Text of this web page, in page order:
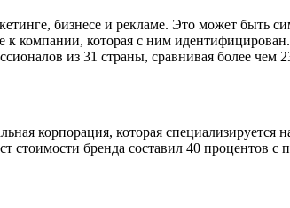
бизнесе и рекламе. Это может быть
к компании, которая с ним
из 31 страны, сравнивая более чем
корпорация, которая
стоимости бренда составил 40 процентов